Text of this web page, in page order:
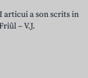
articui a son scrits in
– V.J.